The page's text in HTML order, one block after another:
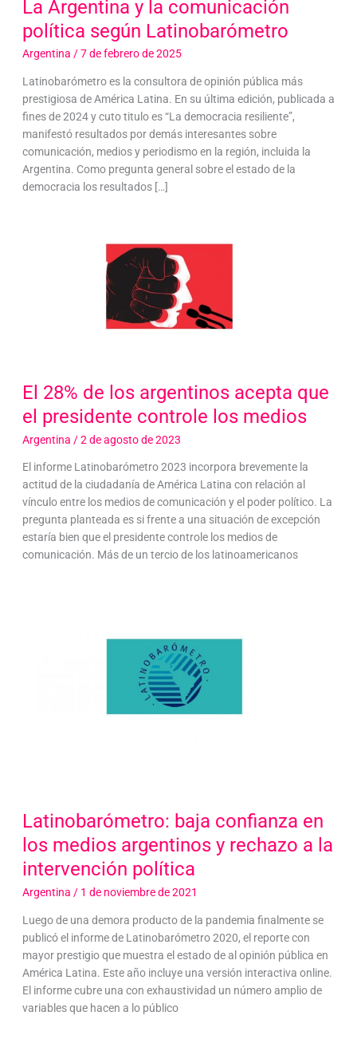
La Argentina y la comunicación
política según Latinobarómetro
Argentina /7 de febrero de 2025
Latinobarómetro es la consultora de opinión pública más
prestigiosa de América Latina. En su última edición, publicada a
fines de 2024 y cuto titulo es “La democracia resiliente”,
manifestó resultados por demás interesantes sobre
comunicación, medios y periodismo en la región, incluida la
Argentina. Como pregunta general sobre el estado de la
democracia los resultados […]
El 28% de los argentinos acepta que
el presidente controle los medios
Argentina /2 de agosto de 2023
El informe Latinobarómetro 2023 incorpora brevemente la
actitud de la ciudadanía de América Latina con relación al
vínculo entre los medios de comunicación y el poder político. La
pregunta planteada es si frente a una situación de excepción
estaría bien que el presidente controle los medios de
comunicación. Más de un tercio de los latinoamericanos
Latinobarómetro: baja confianza en
los medios argentinos y rechazo a la
intervención política
Argentina / 1 de noviembre de 2021
Luego de una demora producto de la pandemia finalmente se
publicó el informe de Latinobarómetro 2020, el reporte con
mayor prestigio que muestra el estado de al opinión pública en
América Latina. Este año incluye una versión interactiva online.
El informe cubre una con exhaustividad un número amplio de
variables que hacen a lo público